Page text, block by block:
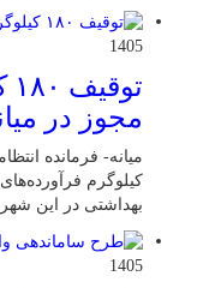
1405
مجوز در
کیلوگرم
بهداشتی در این
1405